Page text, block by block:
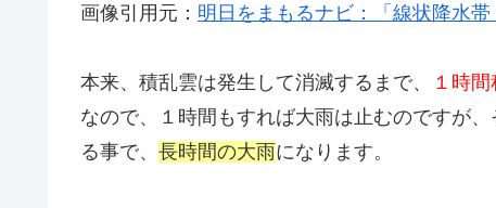
画像引用元： 明日をまもるナビ：「線状降水
本来、積乱雲は発生して消滅するまで、 １時間
なので、１時間もすれば大雨は止むのですが
る事で、 長時間の大雨になります。